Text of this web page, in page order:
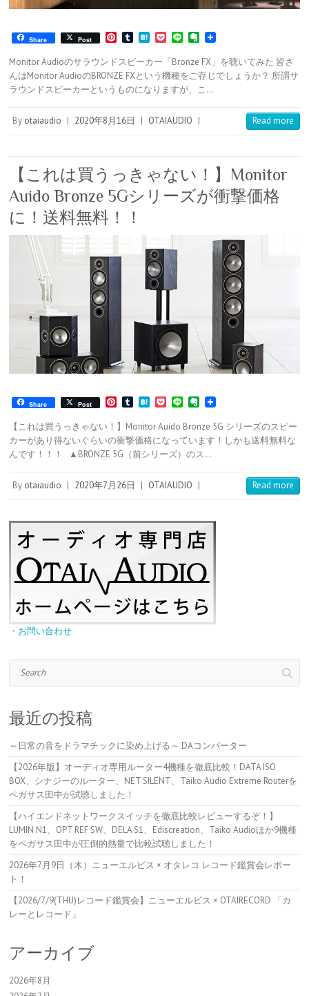
Share Post
P
n
t
e
r
s
t
T
m
b
l
r
H
t
e
n
a
P
c
k
e
t
L
n
e
E
e
r
n
o
Monitor Audioのサラウンドスピーカー「Bronze FX」を聴いてみた 皆さ
んはMonitor AudioのBRONZE FXという機種をご存じでしょうか？ 所謂サ
ラウンドスピーカーというものになりますが、こ…
By otaiaudio | 2020年8月16日 | OTAIAUDIO | Read more
【これは買うっきゃない！】Monitor
Auido Bronze 5Gシリーズが衝撃価格
に！送料無料！！
Share Post
P
n
t
e
r
s
t
T
m
b
l
r
H
t
e
n
a
P
c
k
e
t
L
n
e
E
e
r
n
o
【これは買うっきゃない！】Monitor Auido Bronze 5G シリーズのスピー
カーがあり得ないぐらいの衝撃価格になっています！しかも送料無料な
んです！！！ ▲BRONZE 5G（前シリーズ）のス…
By otaiaudio | 2020年7月26日 | OTAIAUDIO | Read more
・お問い合わせ
最近の投稿
～日常の音をドラマチックに染め上げる～ DAコンバーター
【2026年版】オーディオ専用ルーター4機種を徹底比較！DATA ISO
BOX、シナジーのルーター、NET SILENT、Taiko Audio Extreme Routerを
ペガサス田中が試聴しました！
【ハイエンドネットワークスイッチを徹底比較レビューするぞ！】
LUMIN N1、OPT REF SW、DELA S1、Ediscreation、Taiko Audioほか9機種
をペガサス田中が圧倒的熱量で比較試聴しました！
2026年7月9日（木）ニューエルビス × オタレコ レコード鑑賞会レポー
ト！
【2026/7/9(THU)レコード鑑賞会】ニューエルビス × OTAIRECORD 「カ
レーとレコード」
アーカイブ
2026年8月